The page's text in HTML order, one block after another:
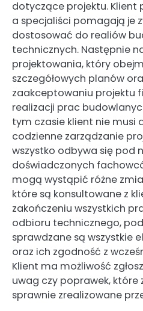
dotyczące projektu. Klient
a specjaliści pomagają je
dostosować do realiów
technicznych. Następnie
projektowania, który
szczegółowych planów
zaakceptowaniu projektu
realizacji prac
tym czasie klient nie musi
codzienne zarządzanie
wszystko odbywa się pod
doświadczonych
mogą wystąpić różne
które są konsultowane z
zakończeniu wszystkich
odbioru technicznego,
sprawdzane są wszystkie
oraz ich zgodność z
Klient ma możliwość
uwag czy poprawek, które
sprawnie zrealizowane